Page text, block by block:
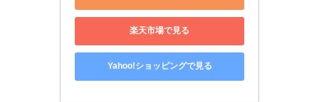
楽天市場で見る
Yahoo!ショッピングで見る